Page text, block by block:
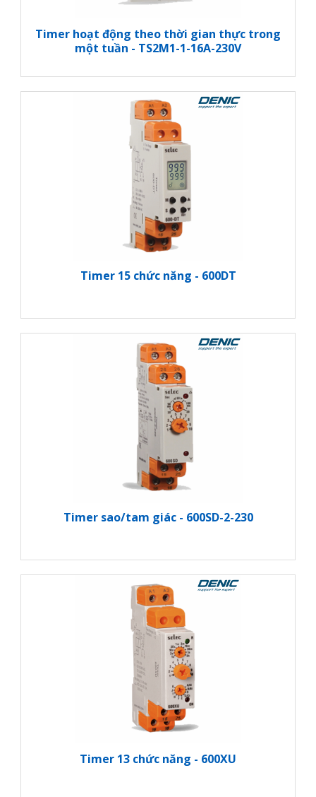
Timer hoạt động theo thời gian thực trong
một tuần - TS2M1-1-16A-230V
Timer 15 chức năng - 600DT
Timer sao/tam giác - 600SD-2-230
Timer 13 chức năng - 600XU